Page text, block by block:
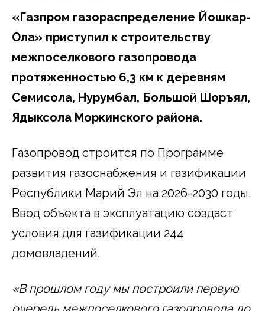
«Газпром газораспределение Йошкар-
Ола» приступил к строительству
межпоселкового газопровода
протяженностью 6,3 км к деревням
Семисола, Нурумбал, Большой Шоръял,
Ядыксола Моркинского района.
Газопровод строится по Программе
развития газоснабжения и газификации
Республики Марий Эл на 2026-2030 годы.
Ввод объекта в эксплуатацию создаст
условия для газификации 244
домовладений.
«В прошлом году мы построили первую